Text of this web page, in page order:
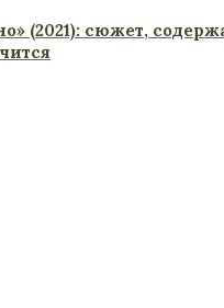
(2021): сюжет,